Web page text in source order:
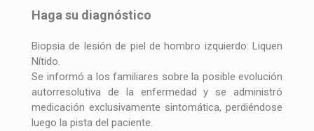
Haga su diagnóstico
Biopsia de lesión de piel de hombro izquierdo: Liquen
Nítido.
Se informó a los familiares sobre la posible evolución
autorresolutiva de la enfermedad y se administró
medicación exclusivamente sintomática, perdiéndose
luego la pista del paciente.